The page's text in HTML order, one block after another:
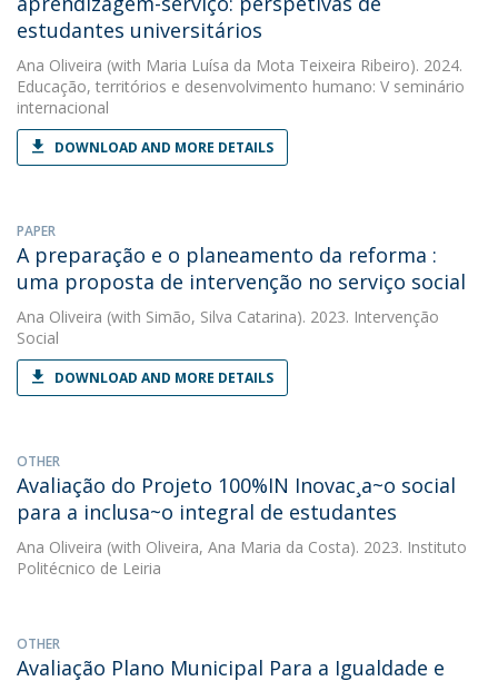
estudantes universitários
Ana Oliveira (with Maria Luísa da Mota Teixeira Ribeiro). 2024.
Educação, territórios e desenvolvimento humano: V seminário
internacional
DOWNLOAD AND MORE DETAILS
PAPER
A preparação e o planeamento da reforma :
uma proposta de intervenção no serviço social
Ana Oliveira (with Simão, Silva Catarina). 2023. Intervenção
Social
DOWNLOAD AND MORE DETAILS
OTHER
Avaliação do Projeto 100%IN Inovac¸a~o social
para a inclusa~o integral de estudantes
Ana Oliveira (with Oliveira, Ana Maria da Costa). 2023. Instituto
Politécnico de Leiria
OTHER
Avaliação Plano Municipal Para a Igualdade e